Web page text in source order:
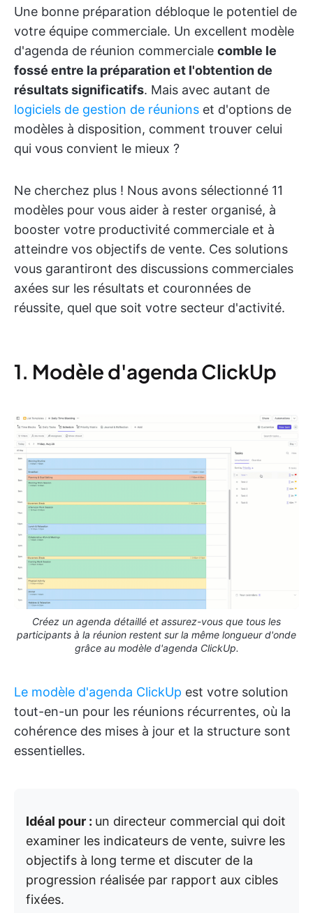
Une bonne préparation débloque le potentiel de
votre équipe commerciale. Un excellent modèle
d'agenda de réunion commerciale comble le
fossé entre la préparation et l'obtention de
résultats significatifs. Mais avec autant de
logiciels de gestion de réunions et d'options de
modèles à disposition, comment trouver celui
qui vous convient le mieux ?
Ne cherchez plus ! Nous avons sélectionné 11
modèles pour vous aider à rester organisé, à
booster votre productivité commerciale et à
atteindre vos objectifs de vente. Ces solutions
vous garantiront des discussions commerciales
axées sur les résultats et couronnées de
réussite, quel que soit votre secteur d'activité.
1. Modèle d'agenda ClickUp
Créez un agenda détaillé et assurez-vous que tous les
participants à la réunion restent sur la même longueur d'onde
grâce au modèle d'agenda ClickUp.
Le modèle d'agenda ClickUp est votre solution
tout-en-un pour les réunions récurrentes, où la
cohérence des mises à jour et la structure sont
essentielles.
Idéal pour : un directeur commercial qui doit
examiner les indicateurs de vente, suivre les
objectifs à long terme et discuter de la
progression réalisée par rapport aux cibles
fixées.